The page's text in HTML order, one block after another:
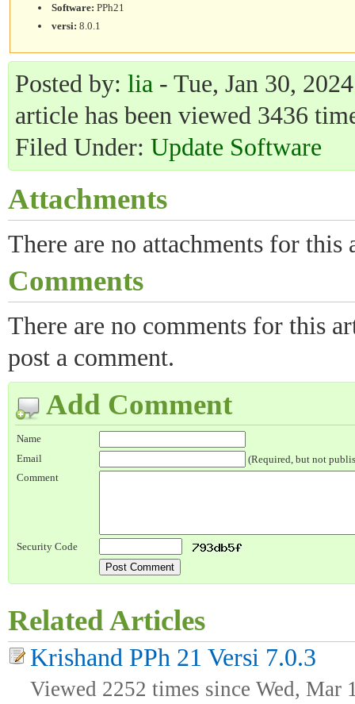
Software: PPh21
versi: 8.0.1
Posted by: lia - Tue, Jan 30,
article has been viewed 3436
Filed Under: Update Software
Attachments
There are no attachments for this
Comments
There are no comments for this
post a comment.
Add Comment
Name
Email
(Required, but not
Comment
Security Code
Related Articles
Krishand PPh 21 Versi 7.0.3
Viewed 2252 times since Wed, Mar